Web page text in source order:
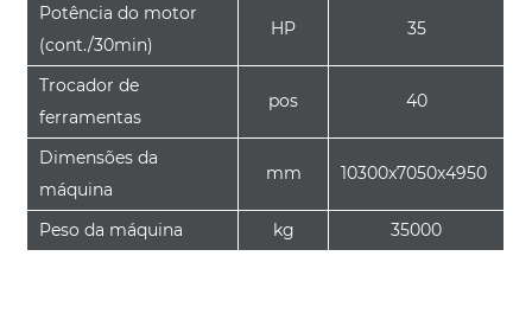
Potência do motor
(cont./30min)
HP 35
Trocador de
ferramentas
pos 40
Dimensões da
máquina
mm 10300x7050x4950
Peso da máquina kg 35000